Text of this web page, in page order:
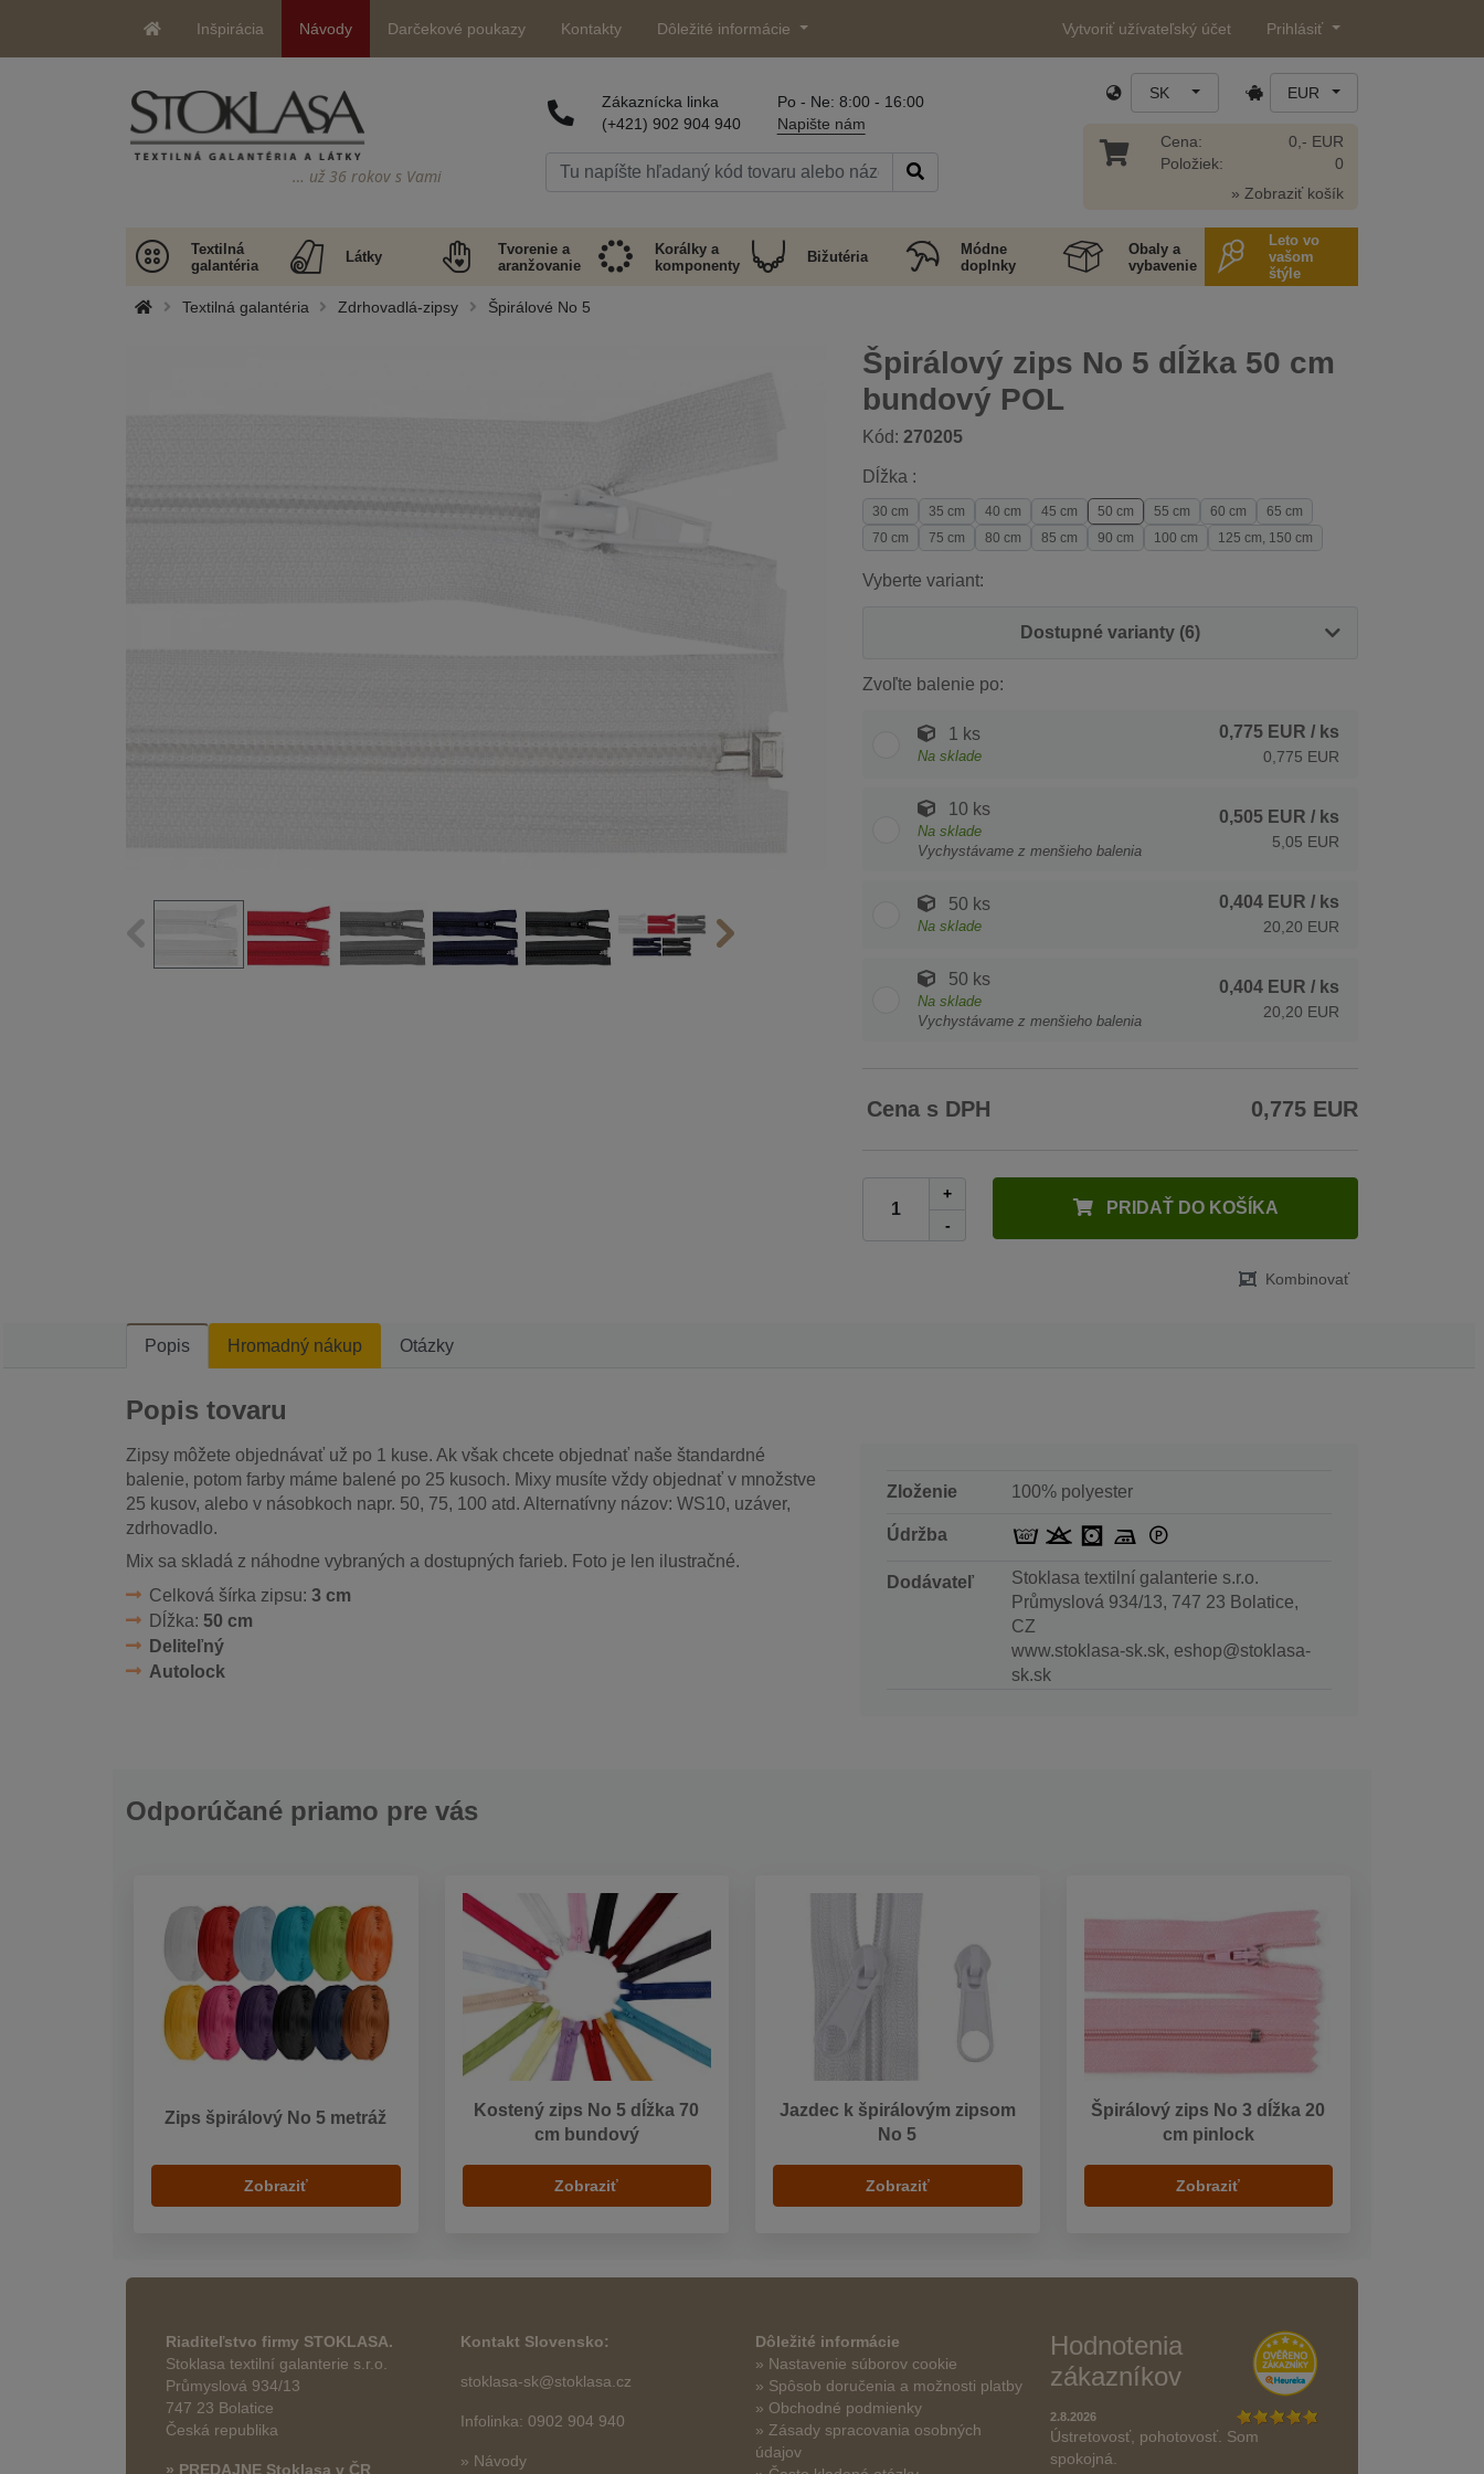
Inšpirácia Návody Darčekové poukazy Kontakty Dôležité informácie Vytvoriť užívateľský účet Prihlásiť
… už 36 rokov s Vami
Zákaznícka linka
(+421) 902 904 940
Po - Ne: 8:00 - 16:00
Napište nám
SK EUR
Cena:
Položiek:
0,- EUR
0
» Zobraziť košík
Textilná
galantéria
Látky
Tvorenie a
aranžovanie
Korálky a
komponenty
Bižutéria
Módne
doplnky
Obaly a
vybavenie
Leto vo
vašom
štýle
Textilná galantéria Zdrhovadlá-zipsy Špirálové No 5
Špirálový zips No 5 dĺžka 50 cm
bundový POL
Kód: 270205
Dĺžka :
30 cm 35 cm 40 cm 45 cm 50 cm 55 cm 60 cm
65 cm
70 cm
75 cm 80 cm 85 cm 90 cm 100 cm 125 cm, 150 cm
Vyberte variant:
Dostupné varianty (6)
Zvoľte balenie po:
1 ks
Na sklade
0,775 EUR / ks
0,775 EUR
10 ks
Na sklade
Vychystávame z menšieho balenia
0,505 EUR / ks
5,05 EUR
50 ks
Na sklade
0,404 EUR / ks
20,20 EUR
50 ks
Na sklade
Vychystávame z menšieho balenia
0,404 EUR / ks
20,20 EUR
Cena s DPH 0,775 EUR
+
-
PRIDAŤ DO KOŠÍKA
Kombinovať
Popis Hromadný nákup Otázky
Popis tovaru
Zipsy môžete objednávať už po 1 kuse. Ak však chcete objednať naše štandardné
balenie, potom farby máme balené po 25 kusoch. Mixy musíte vždy objednať v množstve
25 kusov, alebo v násobkoch napr. 50, 75, 100 atd. Alternatívny názov: WS10, uzáver,
zdrhovadlo.
Mix sa skladá z náhodne vybraných a dostupných farieb. Foto je len ilustračné.
Celková šírka zipsu: 3 cm
Dĺžka: 50 cm
Deliteľný
Autolock
Zloženie 100% polyester
Údržba
Dodávateľ
Stoklasa textilní galanterie s.r.o.
Průmyslová 934/13, 747 23 Bolatice,
CZ
www.stoklasa-sk.sk, eshop@stoklasa-
sk.sk
Odporúčané priamo pre vás
Zips špirálový No 5 metráž
Zobraziť
Kostený zips No 5 dĺžka 70
cm bundový
Zobraziť
Jazdec k špirálovým zipsom
No 5
Zobraziť
Špirálový zips No 3 dĺžka 20
cm pinlock
Zobraziť
Riaditeľstvo firmy STOKLASA.
Stoklasa textilní galanterie s.r.o.
Průmyslová 934/13
747 23 Bolatice
Česká republika
» PREDAJNE Stoklasa v ČR
Kontakt Slovensko:
stoklasa-sk@stoklasa.cz
Infolinka: 0902 904 940
» Návody
Dôležité informácie
» Nastavenie súborov cookie
» Spôsob doručenia a možnosti platby
» Obchodné podmienky
» Zásady spracovania osobných
údajov
Hodnotenia
zákazníkov
2.8.2026
Ústretovosť, pohotovosť. Som
spokojná.